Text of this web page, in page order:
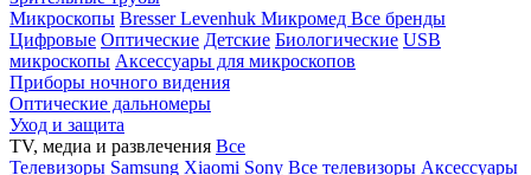
Микроскопы BresserLevenhuk Микромед Все бренды
Цифровые Оптические Детские Биологические USB
микроскопы Аксессуары для микроскопов
Приборы ночного видения
Оптические дальномеры
Уход и защита
TV, медиа и развлечения Все
Телевизоры Samsung Xiaomi Sony Все телевизоры Аксессуары